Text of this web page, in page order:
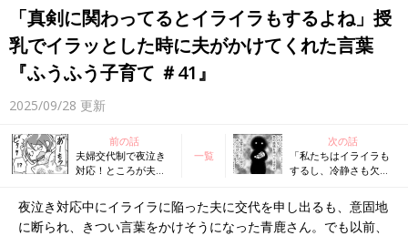
「真剣に関わってるとイライラもするよね」授
乳でイラッとした時に夫がかけてくれた言葉
『ふうふう子育て ＃41』
2025/09/28 更新
前の話
夫婦交代制で夜泣き
対応！ところが夫の
えて……『ふうふう子
育て ＃40』
一覧
次の話
「私たちはイライラも
するし、冷静さも欠
全な子育てにつながる
『ふうふう子育て ＃
42』
夜泣き対応中にイライラに陥った夫に交代を申し出るも、意固地
に断られ、きつい言葉をかけそうになった青鹿さん。でも以前、